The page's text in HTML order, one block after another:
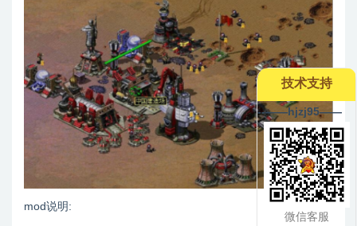
mod说明:
技术支持
--——hjzj95——
微信客服